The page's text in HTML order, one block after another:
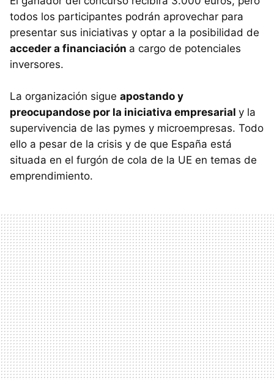
todos los participantes podrán aprovechar para
presentar sus iniciativas y optar a la posibilidad de
acceder a financiación a cargo de potenciales
inversores.
La organización sigue apostando y
preocupandose por la iniciativa empresarial y la
supervivencia de las pymes y microempresas. Todo
ello a pesar de la crisis y de que España está
situada en el furgón de cola de la UE en temas de
emprendimiento.